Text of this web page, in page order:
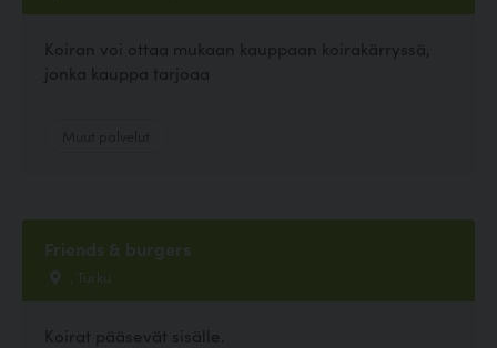
Koiran voi ottaa mukaan kauppaan koirakärryssä,
jonka kauppa tarjoaa
Friends & burgers
, Turku
Koirat pääsevät sisälle.